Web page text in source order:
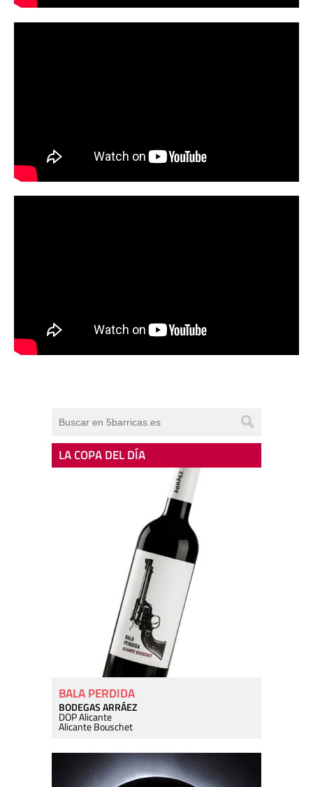
LA COPA DEL DÍA
BALA PERDIDA
BODEGAS ARRÁEZ
DOP Alicante
Alicante Bouschet